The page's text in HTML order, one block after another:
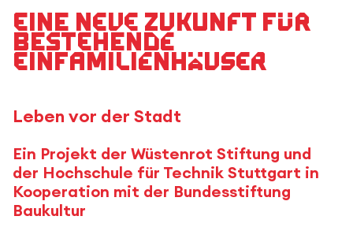
Eine neue Zukunft für
bestehende
Einfamilienhäuser
Leben vor der Stadt
Ein Projekt der Wüstenrot Stiftung und
der Hochschule für Technik Stuttgart in
Kooperation mit der Bundesstiftung
Baukultur